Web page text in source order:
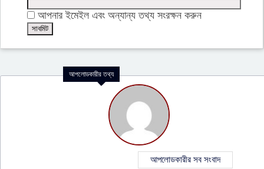
আপনার ইমেইল এবং অন্যান্য তথ্য সংরক্ষন করুন
আপলোডকারীর তথ্য
আপলোডকারীর সব সংবাদ